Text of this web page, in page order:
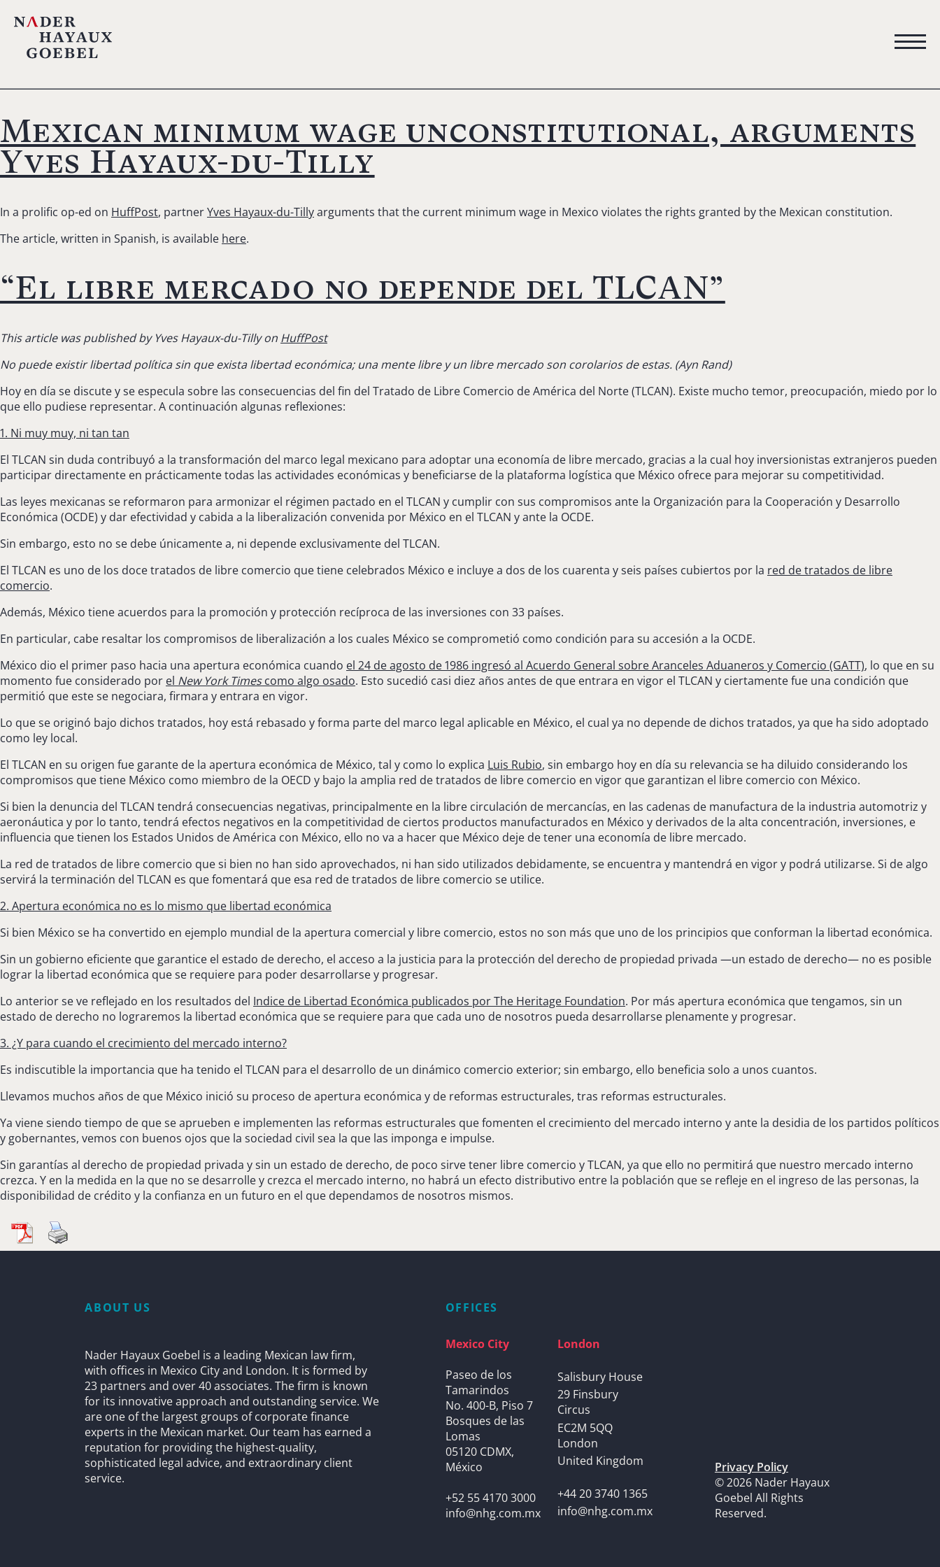
Mexican minimum wage unconstitutional, arguments
Yves Hayaux-du-Tilly
In a prolific op-ed on HuffPost, partnerYves Hayaux-du-Tillyarguments that the current minimum wage in Mexico violates the rights granted by the Mexican constitution.
The article, written in Spanish, is available here.
“El libre mercado no depende del TLCAN”
This article was published by Yves Hayaux-du-Tilly on HuffPost
No puede existir libertad política sin que exista libertad económica; una mente libre y un libre mercado son corolarios de estas. (Ayn Rand)
Hoy en día se discute y se especula sobre las consecuencias del fin del Tratado de Libre Comercio de América del Norte (TLCAN). Existe mucho temor, preocupación, miedo por lo
que ello pudiese representar. A continuación algunas reflexiones:
1. Ni muy muy, ni tan tan
El TLCAN sin duda contribuyó a la transformación del marco legal mexicano para adoptar una economía de libre mercado, gracias a la cual hoy inversionistas extranjeros pueden
participar directamente en prácticamente todas las actividades económicas y beneficiarse de la plataforma logística que México ofrece para mejorar su competitividad.
Las leyes mexicanas se reformaron para armonizar el régimen pactado en el TLCAN y cumplir con sus compromisos ante la Organización para la Cooperación y Desarrollo
Económica (OCDE) y dar efectividad y cabida a la liberalización convenida por México en el TLCAN y ante la OCDE.
Sin embargo, esto no se debe únicamente a, ni depende exclusivamente del TLCAN.
El TLCAN es uno de los doce tratados de libre comercio que tiene celebrados México e incluye a dos de los cuarenta y seis países cubiertos por la red de tratados de libre
comercio.
Además, México tiene acuerdos para la promoción y protección recíproca de las inversiones con 33 países.
En particular, cabe resaltar los compromisos de liberalización a los cuales México se comprometió como condición para su accesión a la OCDE.
México dio el primer paso hacia una apertura económica cuando el 24 de agosto de 1986 ingresó al Acuerdo General sobre Aranceles Aduaneros y Comercio (GATT), lo que en su
momento fue considerado por el New York Timescomo algo osado. Esto sucedió casi diez años antes de que entrara en vigor el TLCAN y ciertamente fue una condición que
permitió que este se negociara, firmara y entrara en vigor.
Lo que se originó bajo dichos tratados, hoy está rebasado y forma parte del marco legal aplicable en México, el cual ya no depende de dichos tratados, ya que ha sido adoptado
como ley local.
El TLCAN en su origen fue garante de la apertura económica de México, tal y como lo explica Luis Rubio, sin embargo hoy en día su relevancia se ha diluido considerando los
compromisos que tiene México como miembro de la OECD y bajo la amplia red de tratados de libre comercio en vigor que garantizan el libre comercio con México.
Si bien la denuncia del TLCAN tendrá consecuencias negativas, principalmente en la libre circulación de mercancías, en las cadenas de manufactura de la industria automotriz y
aeronáutica y por lo tanto, tendrá efectos negativos en la competitividad de ciertos productos manufacturados en México y derivados de la alta concentración, inversiones, e
influencia que tienen los Estados Unidos de América con México, ello no va a hacer que México deje de tener una economía de libre mercado.
La red de tratados de libre comercio que si bien no han sido aprovechados, ni han sido utilizados debidamente, se encuentra y mantendrá en vigor y podrá utilizarse. Si de algo
servirá la terminación del TLCAN es que fomentará que esa red de tratados de libre comercio se utilice.
2. Apertura económica no es lo mismo que libertad económica
Si bien México se ha convertido en ejemplo mundial de la apertura comercial y libre comercio, estos no son más que uno de los principios que conforman la libertad económica.
Sin un gobierno eficiente que garantice el estado de derecho, el acceso a la justicia para la protección del derecho de propiedad privada —un estado de derecho— no es posible
lograr la libertad económica que se requiere para poder desarrollarse y progresar.
Lo anterior se ve reflejado en los resultados del Indice de Libertad Económica publicados por The Heritage Foundation. Por más apertura económica que tengamos, sin un
estado de derecho no lograremos la libertad económica que se requiere para que cada uno de nosotros pueda desarrollarse plenamente y progresar.
3. ¿Y para cuando el crecimiento del mercado interno?
Es indiscutible la importancia que ha tenido el TLCAN para el desarrollo de un dinámico comercio exterior; sin embargo, ello beneficia solo a unos cuantos.
Llevamos muchos años de que México inició su proceso de apertura económica y de reformas estructurales, tras reformas estructurales.
Ya viene siendo tiempo de que se aprueben e implementen las reformas estructurales que fomenten el crecimiento del mercado interno y ante la desidia de los partidos políticos
y gobernantes, vemos con buenos ojos que la sociedad civil sea la que las imponga e impulse.
Sin garantías al derecho de propiedad privada y sin un estado de derecho, de poco sirve tener libre comercio y TLCAN, ya que ello no permitirá que nuestro mercado interno
crezca. Y en la medida en la que no se desarrolle y crezca el mercado interno, no habrá un efecto distributivo entre la población que se refleje en el ingreso de las personas, la
disponibilidad de crédito y la confianza en un futuro en el que dependamos de nosotros mismos.
ABOUT US
Nader Hayaux Goebel is a leading Mexican law firm,
with offices in Mexico City and London. It is formed by
23 partners and over 40 associates. The firm is known
for its innovative approach and outstanding service. We
are one of the largest groups of corporate finance
experts in the Mexican market. Our team has earned a
reputation for providing the highest-quality,
sophisticated legal advice, and extraordinary client
service.
OFFICES
Mexico City
Paseo de los
Tamarindos
No. 400-B, Piso 7
Bosques de las
Lomas
05120 CDMX,
México
+52 55 4170 3000
info@nhg.com.mx
London
Salisbury House
29 Finsbury
Circus
EC2M 5QQ
London
United Kingdom
+44 20 3740 1365
info@nhg.com.mx
Privacy Policy
© 2026 Nader Hayaux
Goebel All Rights
Reserved.